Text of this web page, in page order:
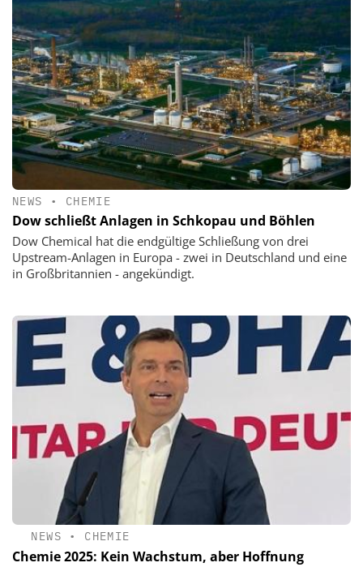
NEWS • CHEMIE
Dow schließt Anlagen in Schkopau und Böhlen
Dow Chemical hat die endgültige Schließung von drei
Upstream-Anlagen in Europa - zwei in Deutschland und eine
in Großbritannien - angekündigt.
NEWS • CHEMIE
Chemie 2025: Kein Wachstum, aber Hoffnung